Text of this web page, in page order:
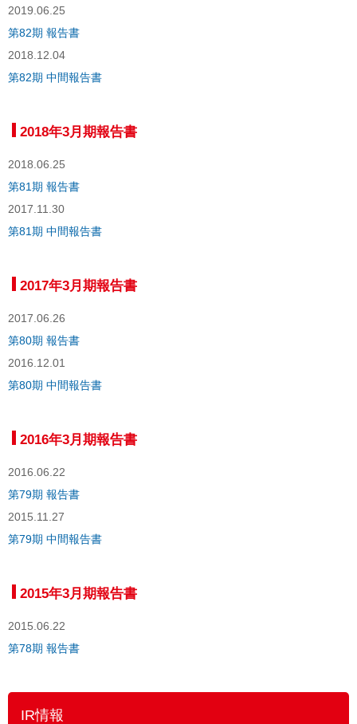
2019.06.25
第82期 報告書
2018.12.04
第82期 中間報告書
2018年3月期報告書
2018.06.25
第81期 報告書
2017.11.30
第81期 中間報告書
2017年3月期報告書
2017.06.26
第80期 報告書
2016.12.01
第80期 中間報告書
2016年3月期報告書
2016.06.22
第79期 報告書
2015.11.27
第79期 中間報告書
2015年3月期報告書
2015.06.22
第78期 報告書
IR情報